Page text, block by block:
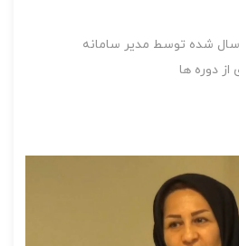
شده توسط مدير سامانه
دوره ها